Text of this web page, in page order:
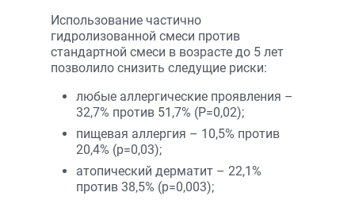
Использование частично
гидролизованной смеси против
стандартной смеси в возрасте до 5 лет
позволило снизить следущие риски:
любые аллергические проявления –
32,7% против 51,7% (P=0,02);
пищевая аллергия – 10,5% против
20,4% (p=0,03);
атопический дерматит – 22,1%
против 38,5% (p=0,003);